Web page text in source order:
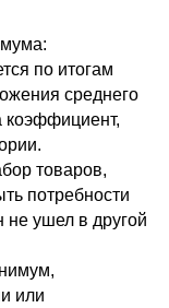
по итогам
среднего
коэффициент,
товаров,
потребности
не ушел в другой
или